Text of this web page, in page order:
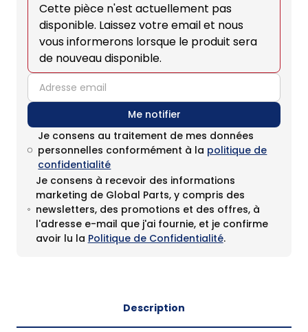
Cette pièce n'est actuellement pas
disponible. Laissez votre email et nous
vous informerons lorsque le produit sera
de nouveau disponible.
email
Me notifier
Je consens au traitement de mes données
personnelles conformément à la politique de
confidentialité
Je consens à recevoir des informations
marketing de Global Parts, y compris des
newsletters, des promotions et des offres, à
l'adresse e-mail que j'ai fournie, et je confirme
avoir lu la Politique de Confidentialité.
Description